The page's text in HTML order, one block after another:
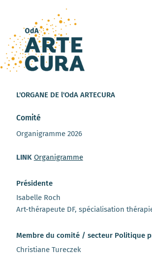
L'ORGANE DE l'OdA ARTECURA
Comité
Organigramme 2026
LINK Organigramme
Présidente
Isabelle Roch
Art-thérapeute DF, spécialisation
Membre du comité / secteur Politique
Christiane Tureczek